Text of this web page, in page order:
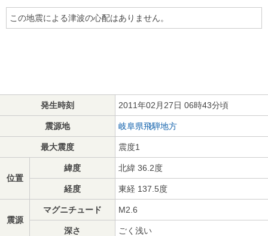
この地震による津波の心配はありません。
発生時刻 2011年02月27日 06時43分頃
震源地 岐阜県飛騨地方
最大震度 震度1
位置
緯度 北緯 36.2度
経度 東経 137.5度
震源
マグニチュード M2.6
深さ ごく浅い